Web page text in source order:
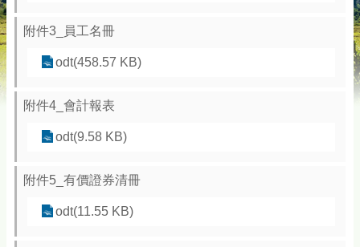
附件3_員工名冊
odt(458.57 KB)
附件4_會計報表
odt(9.58 KB)
附件5_有價證券清冊
odt(11.55 KB)